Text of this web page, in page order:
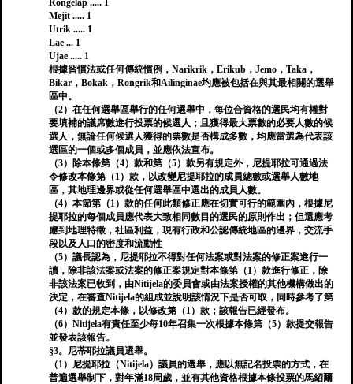
Rongelap ..... 1
Mejit ..... 1
Utrik ..... 1
Lae ... 1
Ujae ..... 1
根據習慣法或任何傳統慣例，Narikrik，Erikub，Jemo，Taka，
Bikar，Bokak，Rongrik和Ailinginae均應被包括在與其最相關的選舉
區中。
（2）在任何選舉區舉行的任何選舉中，每位合資格的選民均有權對
要填補的議席數進行投票的候選人；且獲得最大票數的必要人數的候
選人，無論任何候選人獲得的票數是否構成多數，均應當選為代表該
選區的一個或多個成員，並應依法宣布。
（3）除本條第（4）款和第（5）款另有規定外，尼提耶拉可通過法
令修改本條第（1）款，以改變尼提耶拉的成員總數或選舉人數地
區，其地理邊界或從任何選舉區中選出的成員人數。
（4）本節第（1）款的任何此類修正應在切實可行的範圍內，根據尼
提耶拉的每個成員應代表大致相同數目的選民的原則作出；但還應考
慮到地理特徵，社區利益，現有行政和公認傳統地區的邊界，交流手
段以及人口的密度和流動性
（5）議長認為，尼提耶拉不得對任何法案或對法案的修正案進行一
讀，除非該法案或法案的修正案規定對本條第（1）款進行修正，除
非該法案已收到，由Nitijela的委員會或由法案授權的其他機構做出的
決定，在審查Nitijela的組成並說明該情況下是否可取，同時參考了第
（4）款的規定本條，以修改第（1）款；該報告已經發布。
（6）Nitijela有責任至少每10年召集一次根據本條第（5）款提交報告
並發表該報告。
§3。尼蒂耶拉議員選舉。
（1）尼提耶拉（Nitijela）議員的選舉，應以無記名投票的方式，在
普遍選舉制下，對年滿18周歲，並有其他資格根據本條投票的馬紹爾